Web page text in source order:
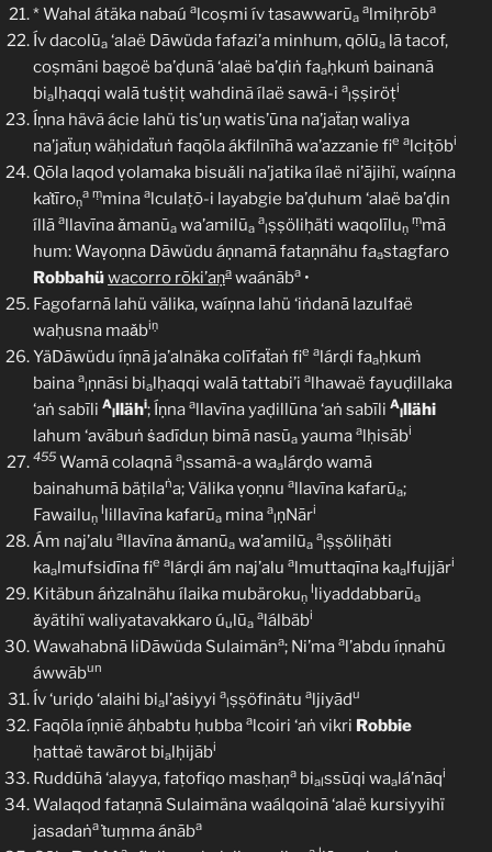
* Wahal átäka nabaú alcoṣmi ív tasawwarūa
almiḥrōba
Ív dacolūa ‘alaë Dāwüda fafazi’a minhum, qōlūa lā tacof,
coṣmāni bagoë ba’ḍunā ‘alaë ba’ḍiṅ faaḥkuṁ bainanā
bialḥaqqi walā tuṡṭiṭ wahdinã ílaë sawã-i a
lṣṣiröṭi
Íṇna hävã ácie lahü tis’uṇ watis’ūna na’jaẗaṇ waliya
na’jaẗuṇ wäḥidaẗuṅ faqōla ákfilnīhā wa’azzanie fie alciṭōbi
Qōla laqod ṿolamaka bisuǎli na’jatika ílaë ni’ājihï, waíṇna
kaṫīroṇ
a ṃmina alculaṭõ-i layabgie ba’ḍuhum ‘alaë ba’ḍin
íllā allavīna ǎmanūa wa’amilūa
a
lṣṣöliḥäti waqolīluṇ
ṃmā
hum: Waṿoṇna Dāwüdu áṇnamā fataṇnähu faastagfaro
Robbahüwacorro rōki’aṇa waánāba •
Fagofarnā lahü välika, waíṇna lahü ‘iṅdanā lazulfaë
waḥusna maǎbiṇ
YäDāwüdu íṇnā ja’alnäka colīfaẗaṅ fie alárḍi faaḥkuṁ
baina a
lṇnāsi bialḥaqqi walā tattabi’i alhawaë fayuḍillaka
‘aṅ sabīli A
lllähi; Íṇna allavīna yaḍillūna ‘aṅ sabīli A
lllähi
lahum ‘avābuṅ ṡadīduņ bimā nasūa yauma alḥisābi
455 Wamā colaqnā a
lssamã-a waalárḍo wamā
bainahumā bäṭilaṅa; Välika ṿoṇnu allavīna kafarūa;
Fawailuṇ
llillavīna kafarūa mina a
lṇNāri
Ám naj’alu allavīna ǎmanūa wa’amilūa
a
lṣṣöliḥäti
kaalmufsidīna fie alárḍi ám naj’alu almuttaqīna kaalfujjāri
Kitäbun áṅzalnähu ílaika mubärokuṇ
lliyaddabbarũa
ǎyätihï waliyatavakkaro úulūa
alálbäbi
Wawahabnā liDāwüda Sulaimäna; Ni’ma al’abdu íṇnahũ
áwwābun
Ív ‘uriḍo ‘alaihi bial’aṡiyyi a
lṣṣöfinätu aljiyādu
Faqōla íṇniẽ áḥbabtu ḥubba alcoiri ‘aṅ vikri Robbie
ḥattaë tawārot bialḥijābi
Ruddūhā ‘alayya, faṭofiqo masḥaņa bialssūqi waalá’nāqi
Walaqod fataṇnā Sulaimäna waálqoinā ‘alaë kursiyyihï
jasadaṅaṫuṃma ánāba